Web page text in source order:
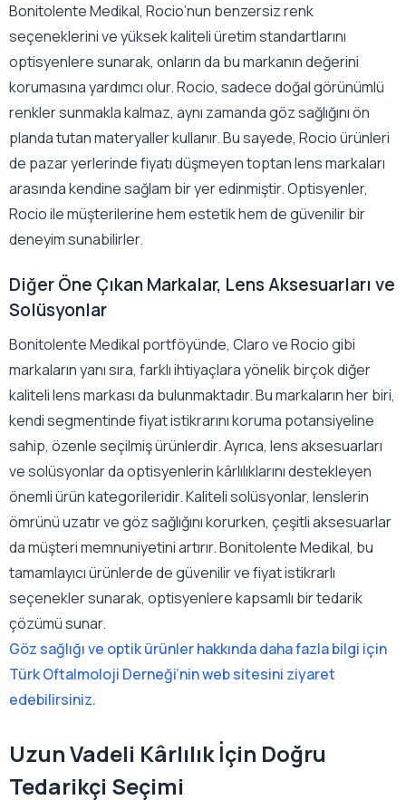
Bonitolente Medikal, Rocio’nun benzersiz renk
seçeneklerini ve yüksek kaliteli üretim standartlarını
optisyenlere sunarak, onların da bu markanın değerini
korumasına yardımcı olur. Rocio, sadece doğal görünümlü
renkler sunmakla kalmaz, aynı zamanda göz sağlığını ön
planda tutan materyaller kullanır. Bu sayede, Rocio ürünleri
de pazar yerlerinde fiyatı düşmeyen toptan lens markaları
arasında kendine sağlam bir yer edinmiştir. Optisyenler,
Rocio ile müşterilerine hem estetik hem de güvenilir bir
deneyim sunabilirler.
Diğer Öne Çıkan Markalar, Lens Aksesuarları ve
Solüsyonlar
Bonitolente Medikal portföyünde, Claro ve Rocio gibi
markaların yanı sıra, farklı ihtiyaçlara yönelik birçok diğer
kaliteli lens markası da bulunmaktadır. Bu markaların her biri,
kendi segmentinde fiyat istikrarını koruma potansiyeline
sahip, özenle seçilmiş ürünlerdir. Ayrıca, lens aksesuarları
ve solüsyonlar da optisyenlerin kârlılıklarını destekleyen
önemli ürün kategorileridir. Kaliteli solüsyonlar, lenslerin
ömrünü uzatır ve göz sağlığını korurken, çeşitli aksesuarlar
da müşteri memnuniyetini artırır. Bonitolente Medikal, bu
tamamlayıcı ürünlerde de güvenilir ve fiyat istikrarlı
seçenekler sunarak, optisyenlere kapsamlı bir tedarik
çözümü sunar.
Göz sağlığı ve optik ürünler hakkında daha fazla bilgi için
Türk Oftalmoloji Derneği’nin web sitesini ziyaret
edebilirsiniz.
Uzun Vadeli Kârlılık İçin Doğru
Tedarikçi Seçimi